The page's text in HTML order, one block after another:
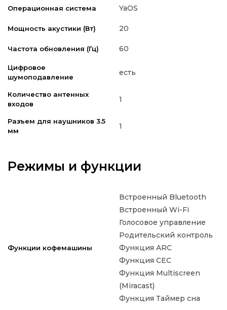
Операционная система YaOS
Мощность акустики (Вт) 20
Частота обновления (Гц) 60
Цифровое
шумоподавление
есть
Количество антенных
входов
1
Разъем для наушников 3.5
мм
1
Режимы и функции
Функции кофемашины
Встроенный Bluetooth
Встроенный Wi-Fi
Голосовое управление
Родительский контроль
Функция ARC
Функция CEC
Функция Multiscreen
(Miracast)
Функция Таймер сна